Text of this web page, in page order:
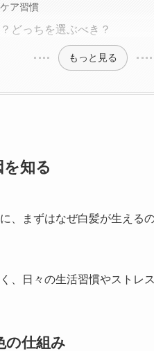
ア習慣
どっちを選ぶべき？
もっと見る
知る
、まずはなぜ白髪が生える
、日々の生活習慣やストレ
の仕組み